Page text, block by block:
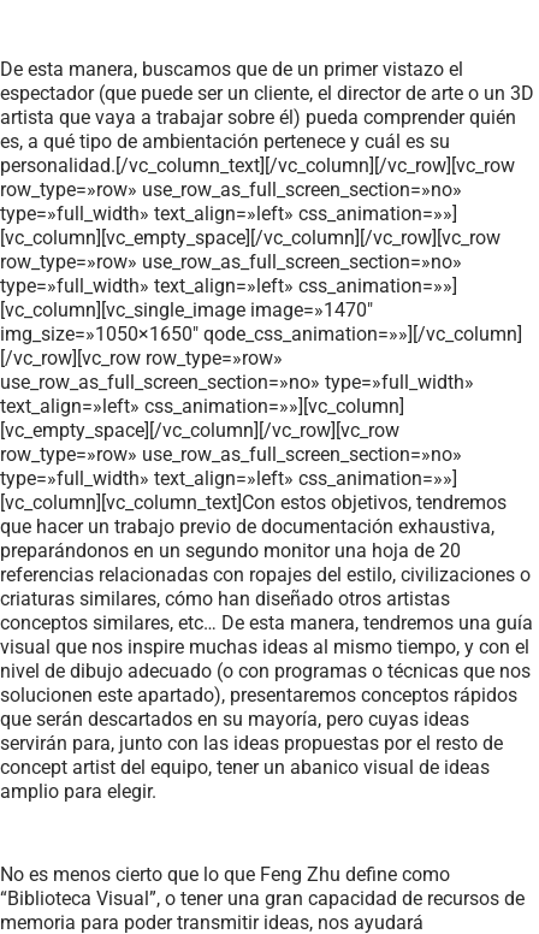
De esta manera, buscamos que de un primer vistazo el
espectador (que puede ser un cliente, el director de arte o un 3D
artista que vaya a trabajar sobre él) pueda comprender quién
es, a qué tipo de ambientación pertenece y cuál es su
personalidad.[/vc_column_text][/vc_column][/vc_row][vc_row
row_type=»row» use_row_as_full_screen_section=»no»
type=»full_width» text_align=»left» css_animation=»»]
[vc_column][vc_empty_space][/vc_column][/vc_row][vc_row
row_type=»row» use_row_as_full_screen_section=»no»
type=»full_width» text_align=»left» css_animation=»»]
[vc_column][vc_single_image image=»1470″
img_size=»1050×1650″ qode_css_animation=»»][/vc_column]
[/vc_row][vc_row row_type=»row»
use_row_as_full_screen_section=»no» type=»full_width»
text_align=»left» css_animation=»»][vc_column]
[vc_empty_space][/vc_column][/vc_row][vc_row
row_type=»row» use_row_as_full_screen_section=»no»
type=»full_width» text_align=»left» css_animation=»»]
[vc_column][vc_column_text]Con estos objetivos, tendremos
que hacer un trabajo previo de documentación exhaustiva,
preparándonos en un segundo monitor una hoja de 20
referencias relacionadas con ropajes del estilo, civilizaciones o
criaturas similares, cómo han diseñado otros artistas
conceptos similares, etc… De esta manera, tendremos una guía
visual que nos inspire muchas ideas al mismo tiempo, y con el
nivel de dibujo adecuado (o con programas o técnicas que nos
solucionen este apartado), presentaremos conceptos rápidos
que serán descartados en su mayoría, pero cuyas ideas
servirán para, junto con las ideas propuestas por el resto de
concept artist del equipo, tener un abanico visual de ideas
amplio para elegir.
No es menos cierto que lo que Feng Zhu define como
“Biblioteca Visual”, o tener una gran capacidad de recursos de
memoria para poder transmitir ideas, nos ayudará